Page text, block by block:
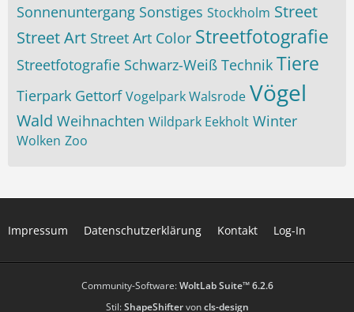
Sonnenuntergang Sonstiges Stockholm Street
Street Art Street Art Color Streetfotografie
Streetfotografie Schwarz-Weiß Technik Tiere
Tierpark Gettorf Vogelpark Walsrode Vögel
Wald Weihnachten Wildpark Eekholt Winter
Wolken Zoo
Impressum Datenschutzerklärung Kontakt Log-In
Community-Software:WoltLab Suite™ 6.2.6
Stil:ShapeShiftervoncls-design